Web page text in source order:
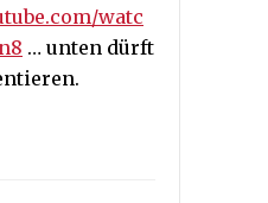
watc
… unten dürft